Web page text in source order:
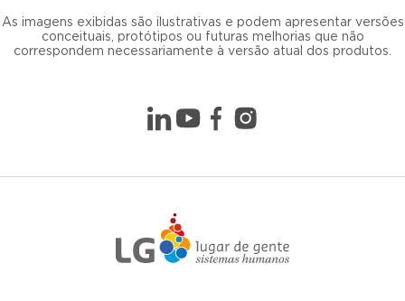
As imagens exibidas são ilustrativas e podem apresentar versões
conceituais, protótipos ou futuras melhorias que não
correspondem necessariamente à versão atual dos produtos.